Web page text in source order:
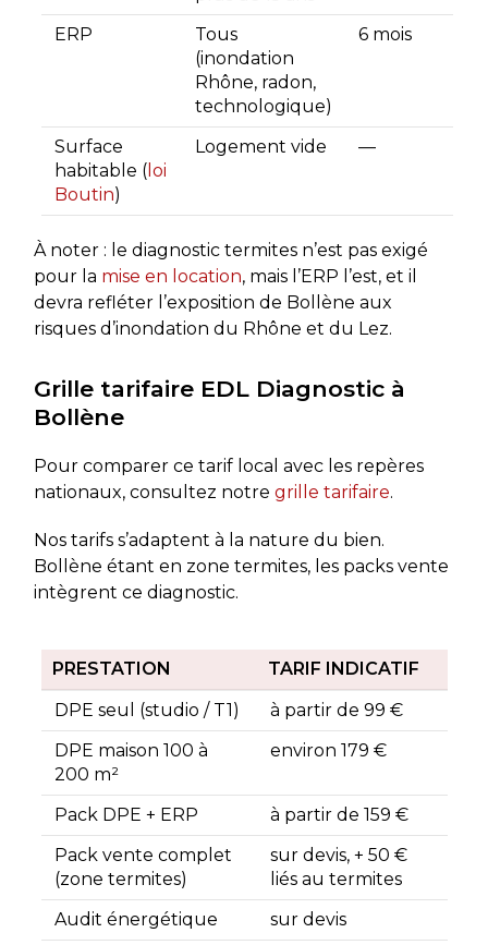
ERP
Tous
(inondation
Rhône, radon,
technologique)
6 mois
Surface
habitable (loi
Boutin)
Logement vide —
À noter : le diagnostic termites n’est pas exigé
pour la mise en location, mais l’ERP l’est, et il
devra refléter l’exposition de Bollène aux
risques d’inondation du Rhône et du Lez.
Grille tarifaire EDL Diagnostic à
Bollène
Pour comparer ce tarif local avec les repères
nationaux, consultez notre grille tarifaire.
Nos tarifs s’adaptent à la nature du bien.
Bollène étant en zone termites, les packs vente
intègrent ce diagnostic.
PRESTATION
TARIF INDICATIF
DPE seul (studio / T1)
à partir de 99 €
DPE maison 100 à
200 m²
environ 179 €
Pack DPE + ERP
à partir de 159 €
Pack vente complet
(zone termites)
sur devis, + 50 €
liés au termites
Audit énergétique
sur devis